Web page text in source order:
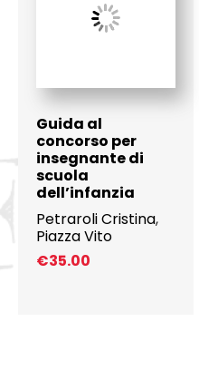
Guida al
concorso per
insegnante di
scuola
dell’infanzia
Petraroli Cristina,
Piazza Vito
€35.00